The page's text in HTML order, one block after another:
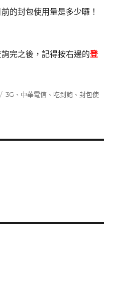
的封包使用量是多少囉！
完之後，記得按右邊的登
標
3G 、 中華電信 、 吃到飽 、封包使